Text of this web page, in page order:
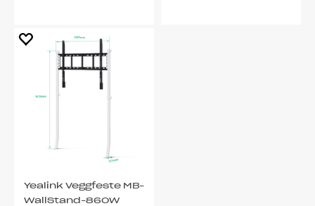
Yealink Veggfeste MB-
WallStand-860W